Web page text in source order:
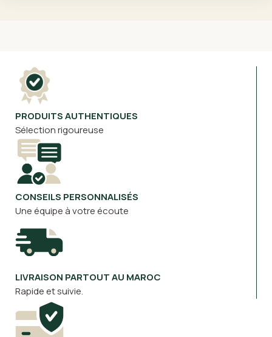
PRODUITS AUTHENTIQUES
Sélection rigoureuse
CONSEILS PERSONNALISÉS
Une équipe à votre écoute
LIVRAISON PARTOUT AU MAROC
Rapide et suivie.